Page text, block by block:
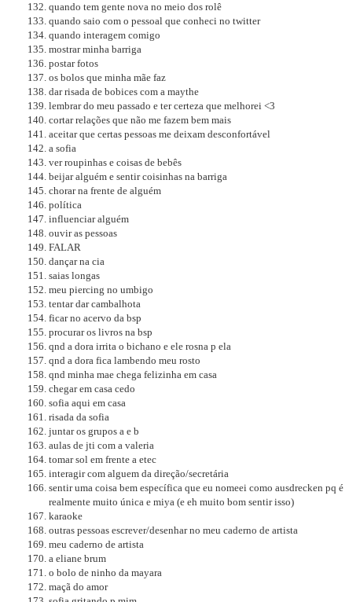
quando tem gente nova no meio dos rolê
quando saio com o pessoal que conheci no twitter
quando interagem comigo
mostrar minha barriga
postar fotos
os bolos que minha mãe faz
dar risada de bobices com a maythe
lembrar do meu passado e ter certeza que melhorei <3
cortar relações que não me fazem bem mais
aceitar que certas pessoas me deixam desconfortável
a sofia
ver roupinhas e coisas de bebês
beijar alguém e sentir coisinhas na barriga
chorar na frente de alguém
política
influenciar alguém
ouvir as pessoas
FALAR
dançar na cia
saias longas
meu piercing no umbigo
tentar dar cambalhota
ficar no acervo da bsp
procurar os livros na bsp
qnd a dora irrita o bichano e ele rosna p ela
qnd a dora fica lambendo meu rosto
qnd minha mae chega felizinha em casa
chegar em casa cedo
sofia aqui em casa
risada da sofia
juntar os grupos a e b
aulas de jti com a valeria
tomar sol em frente a etec
interagir com alguem da direção/secretária
sentir uma coisa bem específica que eu nomeei como ausdrecken pq é
realmente muito única e miya (e eh muito bom sentir isso)
karaoke
outras pessoas escrever/desenhar no meu caderno de artista
meu caderno de artista
a eliane brum
o bolo de ninho da mayara
maçã do amor